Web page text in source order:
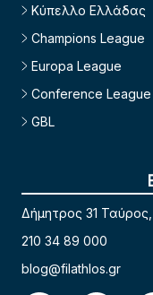
Κύπελλο Ελλάδας
Champions League
Europa League
Conference League
GBL
Δήμητρος 31
210 34 89 000
blog@filathlos.gr